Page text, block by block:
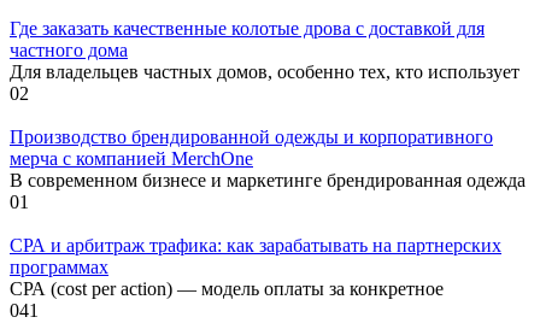
Где заказать качественные колотые дрова с доставкой для
частного дома
Для владельцев частных домов, особенно тех, кто использует
02
Производство брендированной одежды и корпоративного
мерча с компанией MerchOne
В современном бизнесе и маркетинге брендированная одежда
01
СРА и арбитраж трафика: как зарабатывать на партнерских
программах
СРА (cost per action) — модель оплаты за конкретное
041